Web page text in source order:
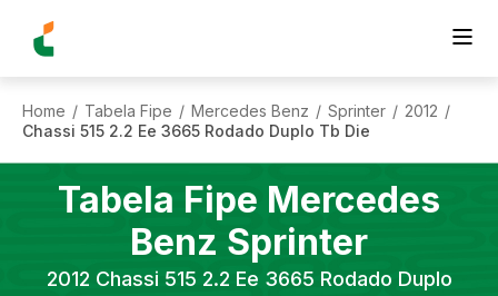
Home / Tabela Fipe / Mercedes Benz / Sprinter / 2012 /
Chassi 515 2.2 Ee 3665 Rodado Duplo Tb Die
Tabela Fipe Mercedes
Benz Sprinter
2012 Chassi 515 2.2 Ee 3665 Rodado Duplo